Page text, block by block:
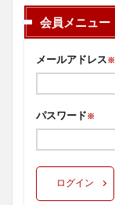
会員メニュー
メールアドレス※
パスワード※
ログイン